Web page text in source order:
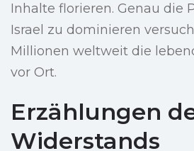
Inhalte florieren. Genau die
Israel zu dominieren
Millionen weltweit die
vor Ort.
Erzählungen
Widerstands